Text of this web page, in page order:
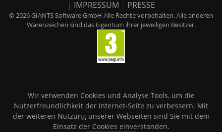
| IMPRESSUM | PRESSE
© 2026 GIANTS Software GmbH Alle Rechte vorbehalten. Alle anderen
Warenzeichen sind das Eigentum ihrer jeweiligen Besitzer.
Wir verwenden Cookies und Analyse Tools, um die
Nutzerfreundlichkeit der Internet-Seite zu verbessern. Mit
der weiteren Nutzung unserer Webseiten sind Sie mit dem
Einsatz der Cookies einverstanden.